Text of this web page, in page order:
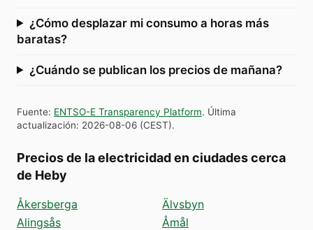
¿Cómo desplazar mi consumo a horas más
baratas?
¿Cuándo se publican los precios de mañana?
Fuente: ENTSO-E Transparency Platform. Última
actualización: 2026-08-06 (CEST).
Precios de la electricidad en ciudades cerca
de Heby
Åkersberga
Alingsås
Älvsbyn
Åmål